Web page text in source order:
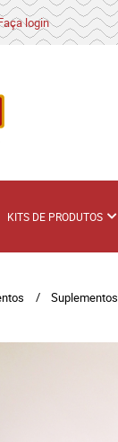
login
KITS DE PRODUTOS
Suplementos